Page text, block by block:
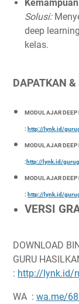
Solusi:
deep
kelas.
DAPATKAN &
MODUL AJAR
: http://lynk.id/
MODUL AJAR
: http://lynk.id/
MODUL AJAR
: http://lynk.id/
VERSI
DOWNLOAD
GURU
: http://lynk.id/
WA : wa.me/